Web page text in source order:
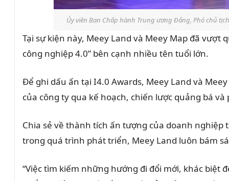
Ủy viên Ban Chấp hành Trung ương Đảng, Phó chủ
Tại sự kiện này, Meey Land và Meey Map đã
công nghiệp 4.0” bên cạnh nhiều tên tuổi lớn.
Để ghi dấu ấn tại I4.0 Awards, Meey Land và
của công ty qua kế hoạch, chiến lược quảng bá
Chia sẻ về thành tích ấn tượng của doanh nghiệp
trong quá trình phát triển, Meey Land luôn bám
“Việc tìm kiếm những hướng đi đổi mới, khác biệt